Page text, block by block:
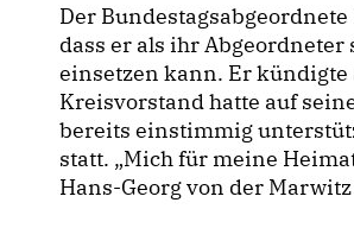
Der
dass er als ihr
einsetzen kann. Er kündigte
Kreisvorstand hatte auf
bereits einstimmig
statt. „Mich für meine
Hans-Georg von der